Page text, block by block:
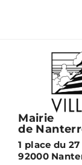
Mairie
de
1 place du
92000